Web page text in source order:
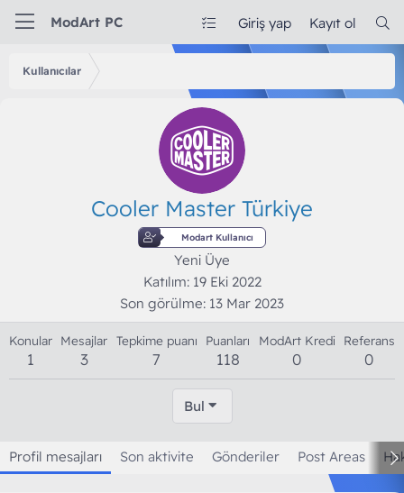
ModArt PC Giriş yap Kayıt ol
Kullanıcılar
Cooler Master Türkiye
Modart Kullanıcı
Yeni Üye
Katılım 19 Eki 2022
Son görülme 13 Mar 2023
Konular
1
Mesajlar
3
Tepkime puanı
7
Puanları
118
ModArt Kredi
0
Referans
0
Bul
Profil mesajları Son aktivite Gönderiler Post Areas